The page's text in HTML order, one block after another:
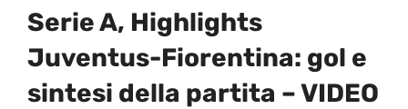
Serie A, Highlights
Juventus-Fiorentina: gol e
sintesi della partita – VIDEO